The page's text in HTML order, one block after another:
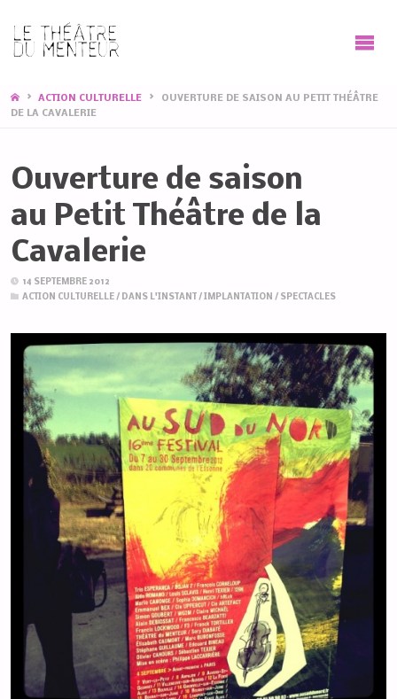
HOMEACTION CULTURELLE
OUVERTURE DE SAISON AU PETIT THÉÂTRE
DE LA CAVALERIE
Ouverture de saison
au Petit Théâtre de la
Cavalerie
14 SEPTEMBRE 2012
ACTION CULTURELLE/ DANS L'INSTANT /IMPLANTATION / SPECTACLES